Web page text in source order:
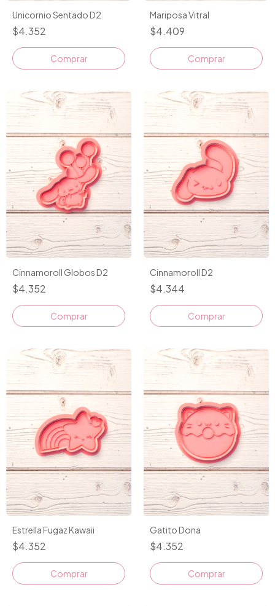
Unicornio Sentado D2
$4.352
Comprar
Mariposa Vitral
$4.409
Comprar
Cinnamoroll Globos D2
$4.352
Comprar
Cinnamoroll D2
$4.344
Comprar
Estrella Fugaz Kawaii
$4.352
Comprar
Gatito Dona
$4.352
Comprar